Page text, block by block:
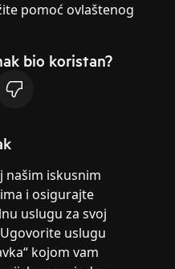
pomoć ovlaštenog
bio koristan?
našim iskusnim
i osigurajte
uslugu za svoj
uslugu
kojom vam